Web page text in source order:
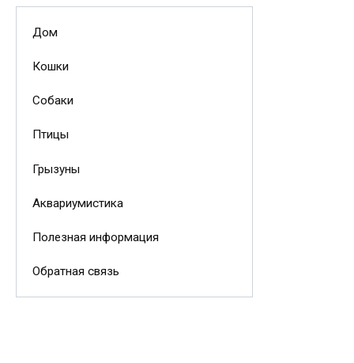
Дом
Кошки
Собаки
Птицы
Грызуны
Аквариумистика
Полезная информация
Обратная связь